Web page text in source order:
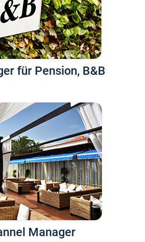
für Pension, B&B
Manager